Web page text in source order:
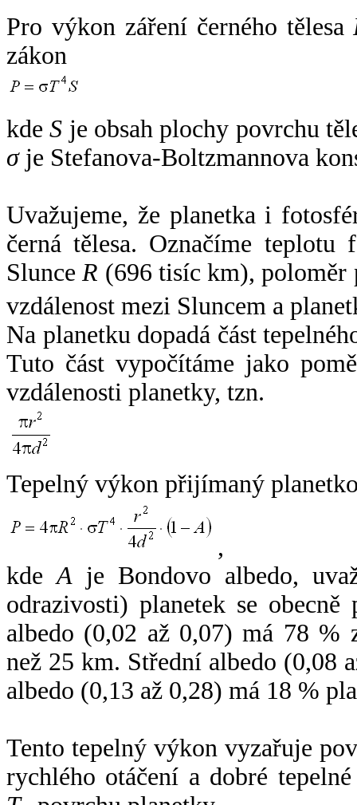
Pro výkon záření černého tělesa
zákon
kdeS je obsah plochy povrchu
σje Stefanova-Boltzmannova
Uvažujeme, že planetka i
černá tělesa. Označíme
SlunceR (696 tisíc km),
vzdálenost mezi Sluncem a
Na planetku dopadá část
Tuto část vypočítáme jako
vzdálenosti planetky, tzn.
Tepelný výkon přijímaný
,
kdeA je Bondovo albedo,
odrazivosti) planetek se
albedo (0,02 až 0,07) má 78 %
než 25 km. Střední albedo (0,08
albedo (0,13 až 0,28) má 18 %
Tento tepelný výkon vyzařuje
rychlého otáčení a dobré